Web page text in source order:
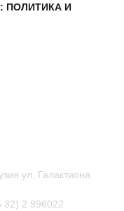
ПОЛИТИКА И
ул. Галактиона
2 996022